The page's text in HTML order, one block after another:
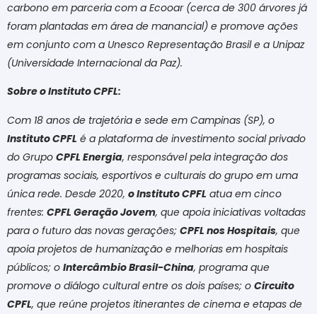
carbono em parceria com a Ecooar (cerca de 300 árvores já
foram plantadas em área de manancial) e promove ações
em conjunto com a Unesco Representação Brasil e a Unipaz
(Universidade Internacional da Paz).
Sobre o Instituto CPFL:
Com 18 anos de trajetória e sede em Campinas (SP), o
Instituto CPFL é a plataforma de investimento social privado
do Grupo CPFL Energia, responsável pela integração dos
programas sociais, esportivos e culturais do grupo em uma
única rede. Desde 2020, o Instituto CPFL atua em cinco
frentes: CPFL Geração Jovem, que apoia iniciativas voltadas
para o futuro das novas gerações; CPFL nos Hospitais, que
apoia projetos de humanização e melhorias em hospitais
públicos; o Intercâmbio Brasil-China, programa que
promove o diálogo cultural entre os dois países; o Circuito
CPFL, que reúne projetos itinerantes de cinema e etapas de